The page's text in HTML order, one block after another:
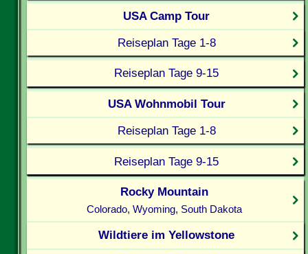
USA Camp Tour
Reiseplan Tage 1-8
Reiseplan Tage 9-15
USA Wohnmobil Tour
Reiseplan Tage 1-8
Reiseplan Tage 9-15
Rocky Mountain
Colorado, Wyoming, South Dakota
Wildtiere im Yellowstone